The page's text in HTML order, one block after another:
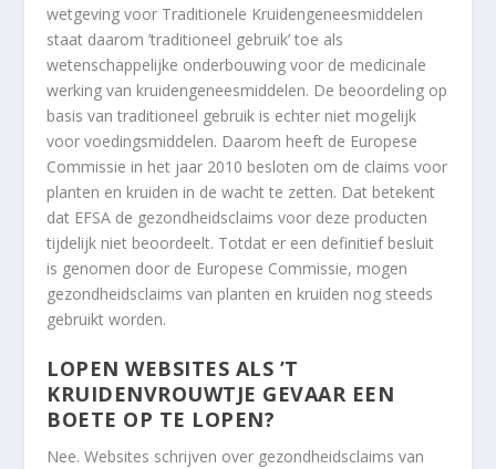
wetgeving voor Traditionele Kruidengeneesmiddelen
staat daarom ’traditioneel gebruik’ toe als
wetenschappelijke onderbouwing voor de medicinale
werking van kruidengeneesmiddelen. De beoordeling op
basis van traditioneel gebruik is echter niet mogelijk
voor voedingsmiddelen. Daarom heeft de Europese
Commissie in het jaar 2010 besloten om de claims voor
planten en kruiden in de wacht te zetten. Dat betekent
dat EFSA de gezondheidsclaims voor deze producten
tijdelijk niet beoordeelt. Totdat er een definitief besluit
is genomen door de Europese Commissie, mogen
gezondheidsclaims van planten en kruiden nog steeds
gebruikt worden.
LOPEN WEBSITES ALS ’T
KRUIDENVROUWTJE GEVAAR EEN
BOETE OP TE LOPEN?
Nee. Websites schrijven over gezondheidsclaims van